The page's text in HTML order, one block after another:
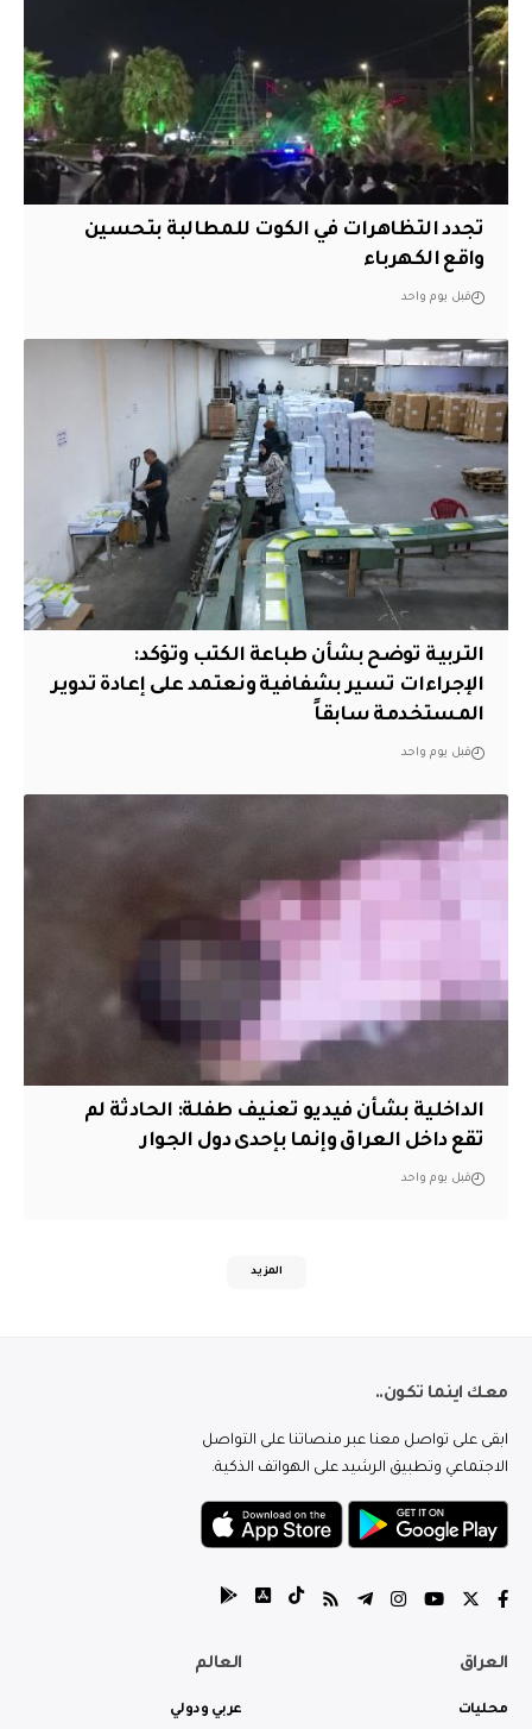
تجدد التظاهرات في الكوت للمطالبة بتحسين
واقع الكهرباء
قبل يوم واحد
التربية توضح بشأن طباعة الكتب وتؤكد:
الإجراءات تسير بشفافية ونعتمد على إعادة تدوير
المستخدمة سابقاً
قبل يوم واحد
الداخلية بشأن فيديو تعنيف طفلة: الحادثة لم
تقع داخل العراق وإنما بإحدى دول الجوار
قبل يوم واحد
المزيد
معك اينما تكون..
ابقى على تواصل معنا عبر منصاتنا على التواصل
الاجتماعي وتطبيق الرشيد على الهواتف الذكية.
العراق
محليات
العالم
عربي ودولي